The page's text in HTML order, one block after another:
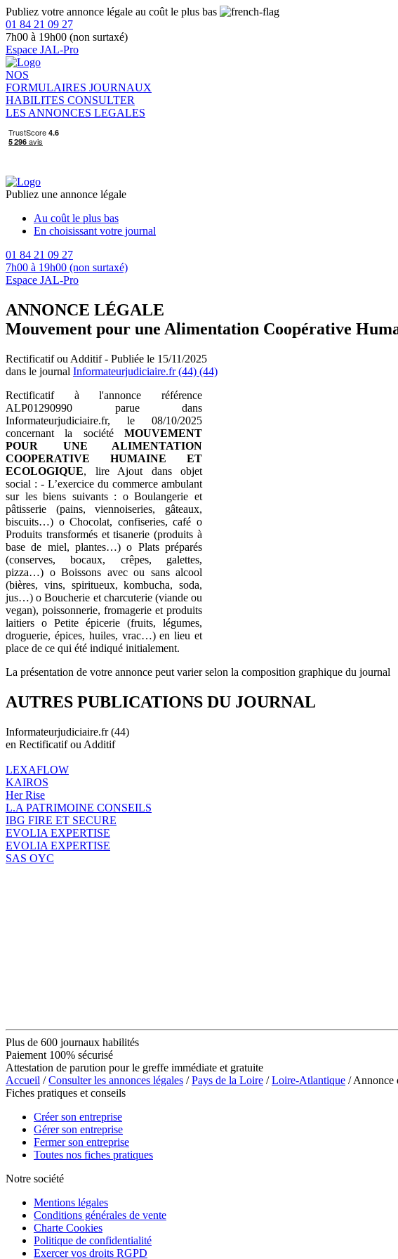
Publiez votre annonce légale au coût le plus bas
01 84 21 09 27
7h00 à 19h00 (non surtaxé)
Espace JAL-Pro
NOS
FORMULAIRES JOURNAUX
HABILITES CONSULTER
LES ANNONCES LEGALES
Publiez une annonce légale
Au coût le plus bas
En choisissant votre journal
01 84 21 09 27
7h00 à 19h00 (non surtaxé)
Espace JAL-Pro
ANNONCE LÉGALE
Mouvement pour une Alimentation Coopérative
Rectificatif ou Additif - Publiée le 15/11/2025
dans le journal Informateurjudiciaire.fr (44) (44)
Rectificatif à l'annonce référence
ALP01290990 parue dans
Informateurjudiciaire.fr, le 08/10/2025
concernant la société MOUVEMENT
POUR UNE ALIMENTATION
COOPERATIVE HUMAINE ET
ECOLOGIQUE, lire Ajout dans objet
social : - L’exercice du commerce ambulant
sur les biens suivants : o Boulangerie et
pâtisserie (pains, viennoiseries, gâteaux,
biscuits…) o Chocolat, confiseries, café o
Produits transformés et tisanerie (produits à
base de miel, plantes…) o Plats préparés
(conserves, bocaux, crêpes, galettes,
pizza…) o Boissons avec ou sans alcool
(bières, vins, spiritueux, kombucha, soda,
jus…) o Boucherie et charcuterie (viande ou
vegan), poissonnerie, fromagerie et produits
laitiers o Petite épicerie (fruits, légumes,
droguerie, épices, huiles, vrac…) en lieu et
place de ce qui été indiqué initialement.
La présentation de votre annonce peut varier selon la composition graphique du journal
AUTRES PUBLICATIONS DU JOURNAL
Informateurjudiciaire.fr (44)
en Rectificatif ou Additif
LEXAFLOW
KAIROS
Her Rise
L.A PATRIMOINE CONSEILS
IBG FIRE ET SECURE
EVOLIA EXPERTISE
EVOLIA EXPERTISE
SAS OYC
Plus de 600 journaux habilités
Paiement 100% sécurisé
Attestation de parution pour le greffe immédiate et gratuite
Accueil /Consulter les annonces légales /Pays de la Loire /Loire-Atlantique / Annonce
Fiches pratiques et conseils
Créer son entreprise
Gérer son entreprise
Fermer son entreprise
Toutes nos fiches pratiques
Notre société
Mentions légales
Conditions générales de vente
Charte Cookies
Politique de confidentialité
Exercer vos droits RGPD